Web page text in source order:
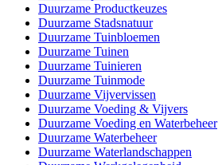
Duurzame Productkeuzes
Duurzame Stadsnatuur
Duurzame Tuinbloemen
Duurzame Tuinen
Duurzame Tuinieren
Duurzame Tuinmode
Duurzame Vijvervissen
Duurzame Voeding & Vijvers
Duurzame Voeding en Waterbeheer
Duurzame Waterbeheer
Duurzame Waterlandschappen